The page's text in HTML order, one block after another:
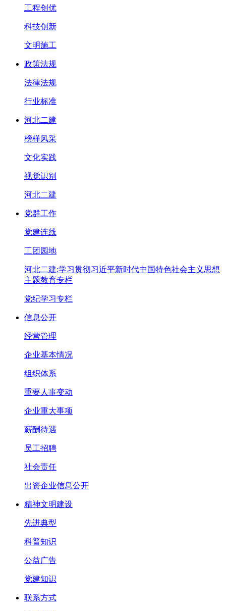
工程创优
科技创新
文明施工
政策法规
法律法规
行业标准
河北二建
榜样风采
文化实践
视觉识别
河北二建
党群工作
党建连线
工团园地
河北二建:学习贯彻习近平新时代中国特色社会主义思想
主题教育专栏
党纪学习专栏
信息公开
经营管理
企业基本情况
组织体系
重要人事变动
企业重大事项
薪酬待遇
员工招聘
社会责任
出资企业信息公开
精神文明建设
先进典型
科普知识
公益广告
党建知识
联系方式